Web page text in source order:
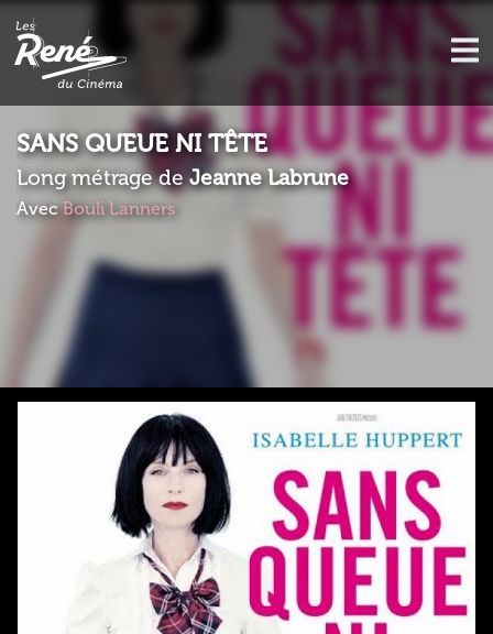
SANS QUEUE NI TÊTE
Long métrage deJeanne Labrune
AvecBouli Lanners